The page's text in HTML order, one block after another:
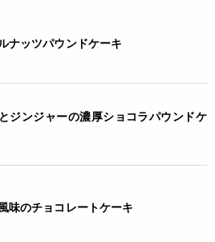
（450g）
ナッツパウンドケーキ
ジンジャーの濃厚ショコラパウンドケ
味のチョコレートケーキ